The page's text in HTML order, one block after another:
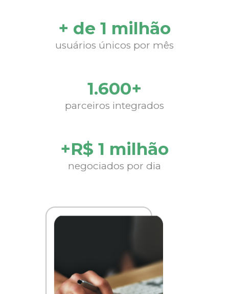
+ de 1 milhão
usuários únicos por mês
1.600+
parceiros integrados
+R$ 1 milhão
negociados por dia